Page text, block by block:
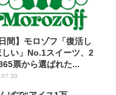
日間】モロゾフ「復活し
しい」No.1スイーツ、2
票から選ばれた...